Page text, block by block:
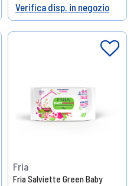
Help
Verifica disp. in negozio
Fria
Fria Salviette Green Baby